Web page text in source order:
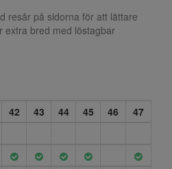
resår på sidorna för att lättare
extra bred med löstagbar
42 43 44 45 46
47